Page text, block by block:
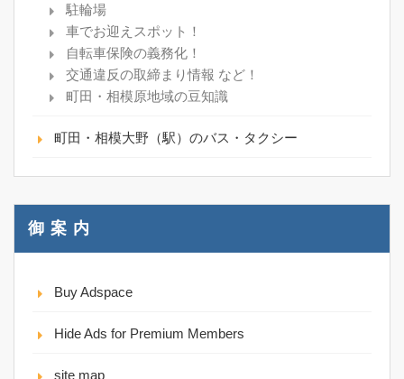
駐輪場
車でお迎えスポット！
自転車保険の義務化！
交通違反の取締まり情報 など！
町田・相模原地域の豆知識
町田・相模大野（駅）のバス・タクシー
御 案 内
Buy Adspace
Hide Ads for Premium Members
site map